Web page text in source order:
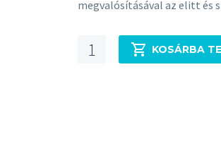
megvalósításával az elitt és
Célkitűzés
KOSÁRBA